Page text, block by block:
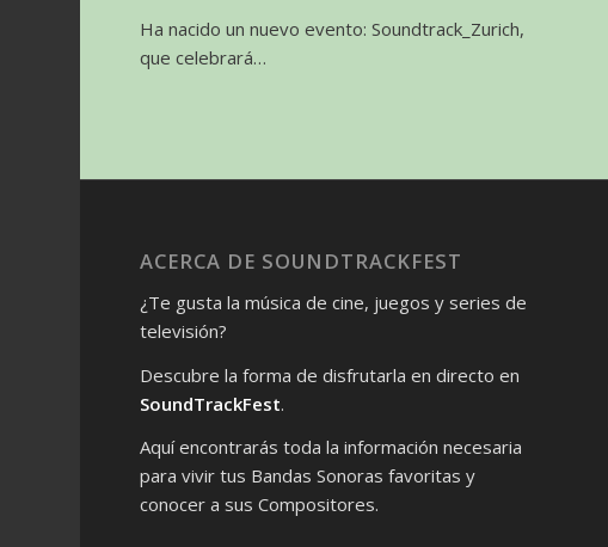
Ha nacido un nuevo evento: Soundtrack_Zurich,
que celebrará…
ACERCA DE SOUNDTRACKFEST
¿Te gusta la música de cine, juegos y series de
televisión?
Descubre la forma de disfrutarla en directo en
SoundTrackFest.
Aquí encontrarás toda la información necesaria
para vivir tus Bandas Sonoras favoritas y
conocer a sus Compositores.